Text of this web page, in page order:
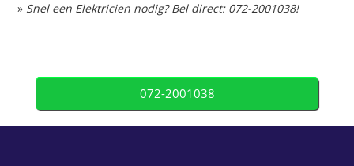
» Snel een Elektricien nodig? Bel direct: 072-2001038!
072-2001038